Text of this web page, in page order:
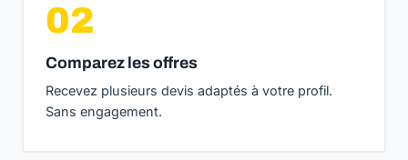
02
Comparez les offres
Recevez plusieurs devis adaptés à votre profil.
Sans engagement.